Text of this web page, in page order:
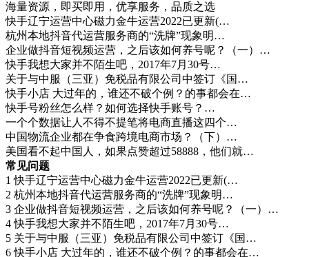
海量资源，即买即用，优享服务，品质之选
快手辽宁运营中心磁力金牛运营2022已更新(…
杭州本地抖音代运营服务商的“洗牌”现象明…
企业做抖音短视频运营，之后该如何养号呢？（一）…
快手我想大家并不陌生吧，2017年7月30号…
关于与中服（三亚）免税品有限公司中签订《国…
快手小店 大过年的，谁还不破个例？的事都会在…
快手号粉丝怎么样？如何选择快手账号？…
一个个数据让人不得不提笔将电商直播这四个…
中国物流企业都在争食跨境电商市场？（下）…
美国看不起中国人，如果点赞超过58888，他们就…
常见问题
1快手辽宁运营中心磁力金牛运营2022已更新(…
2 杭州本地抖音代运营服务商的“洗牌”现象明…
3 企业做抖音短视频运营，之后该如何养号呢？（一）…
4快手我想大家并不陌生吧，2017年7月30号…
5 关于与中服（三亚）免税品有限公司中签订《国…
6快手小店 大过年的，谁还不破个例？的事都会在…